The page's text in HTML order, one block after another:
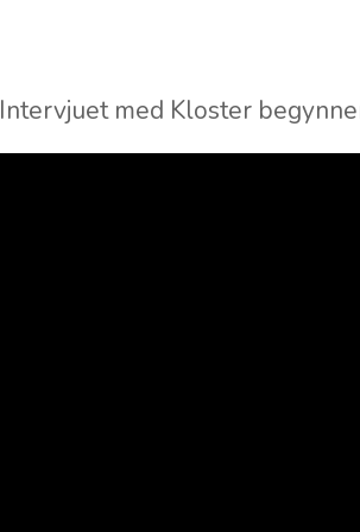
Intervjuet med Kloster